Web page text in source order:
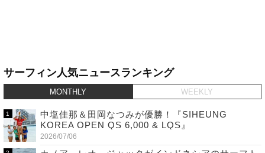
サーフィン人気ニュースランキング
MONTHLY WEEKLY
中塩佳那＆田岡なつみが優勝！『SIHEUNG
KOREA OPEN QS 6,000 & LQS』
2026/07/06